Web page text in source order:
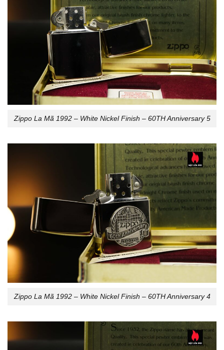
Zippo La Mã 1992 – White Nickel Finish – 60TH Anniversary 5
Zippo La Mã 1992 – White Nickel Finish – 60TH Anniversary 4